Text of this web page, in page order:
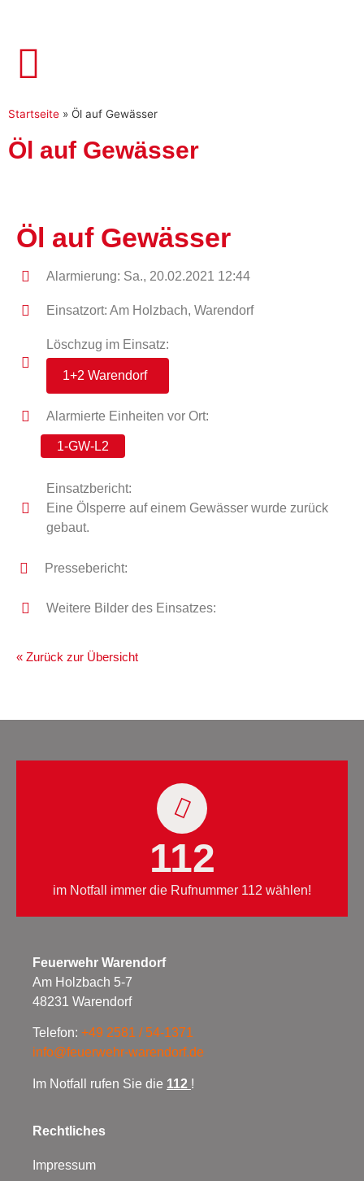
Startseite » Öl auf Gewässer
Öl auf Gewässer
Öl auf Gewässer
Alarmierung: Sa., 20.02.2021 12:44
Einsatzort: Am Holzbach, Warendorf
Löschzug im Einsatz:
1+2 Warendorf
Alarmierte Einheiten vor Ort:
1-GW-L2
Einsatzbericht:
Eine Ölsperre auf einem Gewässer wurde zurück
gebaut.
Pressebericht:
Weitere Bilder des Einsatzes:
« Zurück zur Übersicht
112
im Notfall immer die Rufnummer 112 wählen!
Feuerwehr Warendorf
Am Holzbach 5-7
48231 Warendorf
Telefon: +49 2581 / 54-1371
info@feuerwehr-warendorf.de
Im Notfall rufen Sie die 112 !
Rechtliches
Impressum